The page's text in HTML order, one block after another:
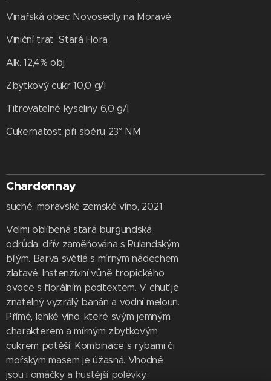
Vinařská obec Novosedly na Moravě
Viniční trať Stará Hora
Alk. 12,4% obj.
Zbytkový cukr 10,0 g/l
Titrovatelné kyseliny 6,0 g/l
Cukernatost při sběru 23° NM
Chardonnay
suché, moravské zemské víno, 2021
Velmi oblíbená stará burgundská
odrůda, dřív zaměňována s Rulandským
bílým. Barva světlá s mírným nádechem
zlatavé. Instenzivní vůně tropického
ovoce s florálním podtextem. V chuť je
znatelný vyzrálý banán a vodní meloun.
Přímé, lehké víno, které svým jemným
charakterem a mírným zbytkovým
cukrem potěší. Kombinace s rybami či
mořským masem je úžasná. Vhodné
jsou i omáčky a hustější polévky.